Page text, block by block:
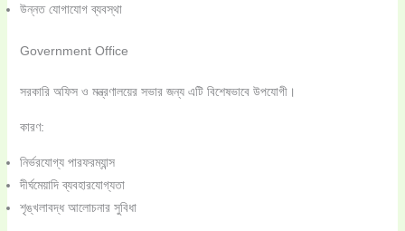
উন্নত যোগাযোগ ব্যবস্থা
Government Office
সরকারি অফিস ও মন্ত্রণালয়ের সভার জন্য এটি বিশেষভাবে উপযোগী।
কারণ:
নির্ভরযোগ্য পারফরম্যান্স
দীর্ঘমেয়াদি ব্যবহারযোগ্যতা
শৃঙ্খলাবদ্ধ আলোচনার সুবিধা